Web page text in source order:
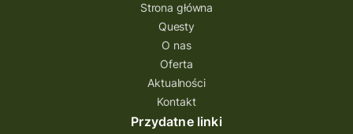
Strona główna
Questy
O nas
Oferta
Aktualności
Kontakt
Przydatne linki